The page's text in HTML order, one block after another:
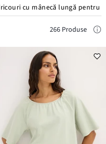
cu mânecă lungă pentru
266 Produse